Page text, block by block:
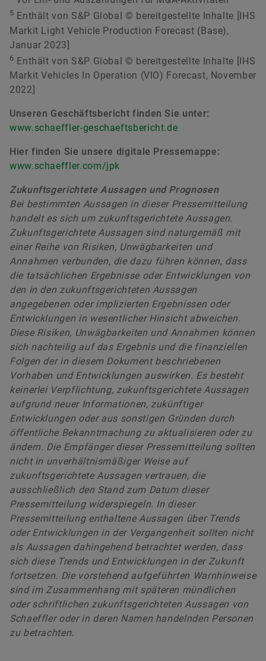
5 Enthält von S&P Global © bereitgestellte Inhalte [IHS
Markit Light Vehicle Production Forecast (Base),
Januar 2023]
6 Enthält von S&P Global © bereitgestellte Inhalte [IHS
Markit Vehicles In Operation (VIO) Forecast, November
2022]
Unseren Geschäftsbericht finden Sie unter:
www.schaeffler-geschaeftsbericht.de
Hier finden Sie unsere digitale Pressemappe:
www.schaeffler.com/jpk
Zukunftsgerichtete Aussagen und Prognosen
Bei bestimmten Aussagen in dieser Pressemitteilung
handelt es sich um zukunftsgerichtete Aussagen.
Zukunftsgerichtete Aussagen sind naturgemäß mit
einer Reihe von Risiken, Unwägbarkeiten und
Annahmen verbunden, die dazu führen können, dass
die tatsächlichen Ergebnisse oder Entwicklungen von
den in den zukunftsgerichteten Aussagen
angegebenen oder implizierten Ergebnissen oder
Entwicklungen in wesentlicher Hinsicht abweichen.
Diese Risiken, Unwägbarkeiten und Annahmen können
sich nachteilig auf das Ergebnis und die finanziellen
Folgen der in diesem Dokument beschriebenen
Vorhaben und Entwicklungen auswirken. Es besteht
keinerlei Verpflichtung, zukunftsgerichtete Aussagen
aufgrund neuer Informationen, zukünftiger
Entwicklungen oder aus sonstigen Gründen durch
öffentliche Bekanntmachung zu aktualisieren oder zu
ändern. Die Empfänger dieser Pressemitteilung sollten
nicht in unverhältnismäßiger Weise auf
zukunftsgerichtete Aussagen vertrauen, die
ausschließlich den Stand zum Datum dieser
Pressemitteilung widerspiegeln. In dieser
Pressemitteilung enthaltene Aussagen über Trends
oder Entwicklungen in der Vergangenheit sollten nicht
als Aussagen dahingehend betrachtet werden, dass
sich diese Trends und Entwicklungen in der Zukunft
fortsetzen. Die vorstehend aufgeführten Warnhinweise
sind im Zusammenhang mit späteren mündlichen
oder schriftlichen zukunftsgerichteten Aussagen von
Schaeffler oder in deren Namen handelnden Personen
zu betrachten.